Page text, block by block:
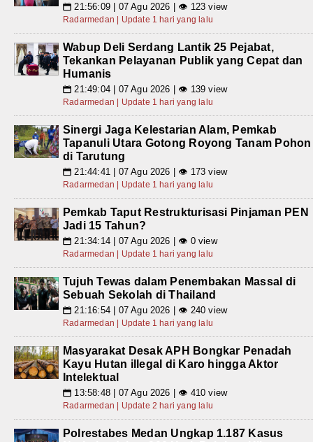
📅 21:56:09 | 07 Agu 2026 | 👁 123 view
Radarmedan | Update 1 hari yang lalu
Wabup Deli Serdang Lantik 25 Pejabat,
Tekankan Pelayanan Publik yang Cepat dan
Humanis
📅 21:49:04 | 07 Agu 2026 | 👁 139 view
Radarmedan | Update 1 hari yang lalu
Sinergi Jaga Kelestarian Alam, Pemkab
Tapanuli Utara Gotong Royong Tanam Pohon
di Tarutung
📅 21:44:41 | 07 Agu 2026 | 👁 173 view
Radarmedan | Update 1 hari yang lalu
Pemkab Taput Restrukturisasi Pinjaman PEN
Jadi 15 Tahun?
📅 21:34:14 | 07 Agu 2026 | 👁 0 view
Radarmedan | Update 1 hari yang lalu
Tujuh Tewas dalam Penembakan Massal di
Sebuah Sekolah di Thailand
📅 21:16:54 | 07 Agu 2026 | 👁 240 view
Radarmedan | Update 1 hari yang lalu
Masyarakat Desak APH Bongkar Penadah
Kayu Hutan illegal di Karo hingga Aktor
Intelektual
📅 13:58:48 | 07 Agu 2026 | 👁 410 view
Radarmedan | Update 2 hari yang lalu
Polrestabes Medan Ungkap 1.187 Kasus